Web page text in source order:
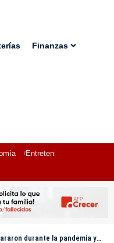
Finanzas
Entretenimiento
la pandemia y han dejado secuelas